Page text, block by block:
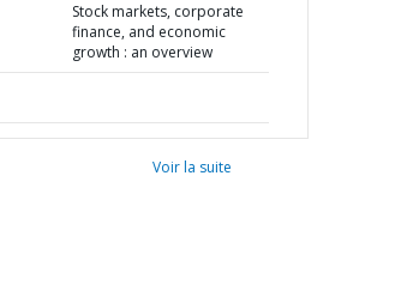
Stock markets, corporate
finance, and economic
growth : an overview
Voir la suite